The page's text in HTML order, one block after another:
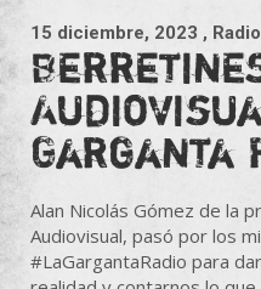
15 diciembre, 2023 , Radio
Garganta
Alan Nicolás Gómez de la
Audiovisual, pasó por los
#LaGargantaRadio para